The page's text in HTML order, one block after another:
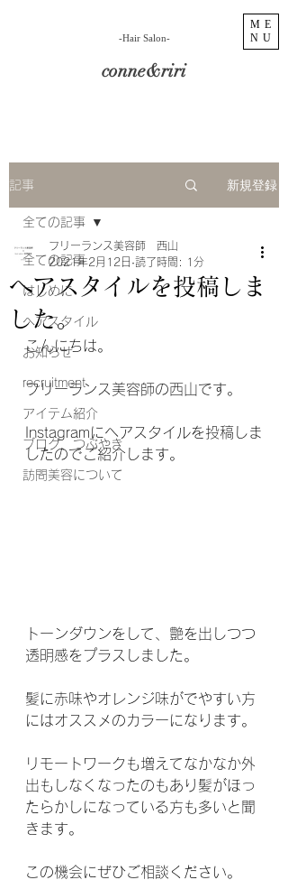
ME
NU
conne&riri
​-Hair Salon-
記事 新規登録
全ての記事
はじめに
ヘアスタイル
お知らせ
recruitment
アイテム紹介
ブログ、つぶやき
訪問美容について
全ての記事
ヘアスタイルを投稿しま
した。
フリーランス美容師 西山
2021年2月12日 読了時間: 1分
こんにちは。
フリーランス美容師の西山です。
Instagramにヘアスタイルを投稿しま
したのでご紹介します。
トーンダウンをして、艶を出しつつ
透明感をプラスしました。
髪に赤味やオレンジ味がでやすい方
にはオススメのカラーになります。
リモートワークも増えてなかなか外
出もしなくなったのもあり髪がほっ
たらかしになっている方も多いと聞
きます。
この機会にぜひご相談ください。